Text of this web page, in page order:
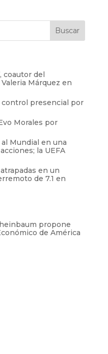
coautor del
Márquez en
control presencial por
Morales por
Mundial en una
la UEFA
en un
de 7.1 en
propone
de América